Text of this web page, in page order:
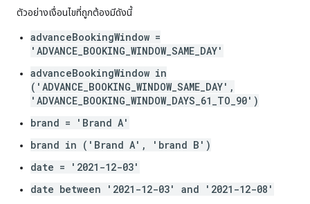
ตัวอย่างเงื่อนไขที่ถูกต้องมีดังนี้
advanceBookingWindow =
'ADVANCE_BOOKING_WINDOW_SAME_DAY'
advanceBookingWindow in
('ADVANCE_BOOKING_WINDOW_SAME_DAY',
'ADVANCE_BOOKING_WINDOW_DAYS_61_TO_90')
brand = 'Brand A'
brand in ('Brand A', 'brand B')
date = '2021-12-03'
date between '2021-12-03' and '2021-12-08'